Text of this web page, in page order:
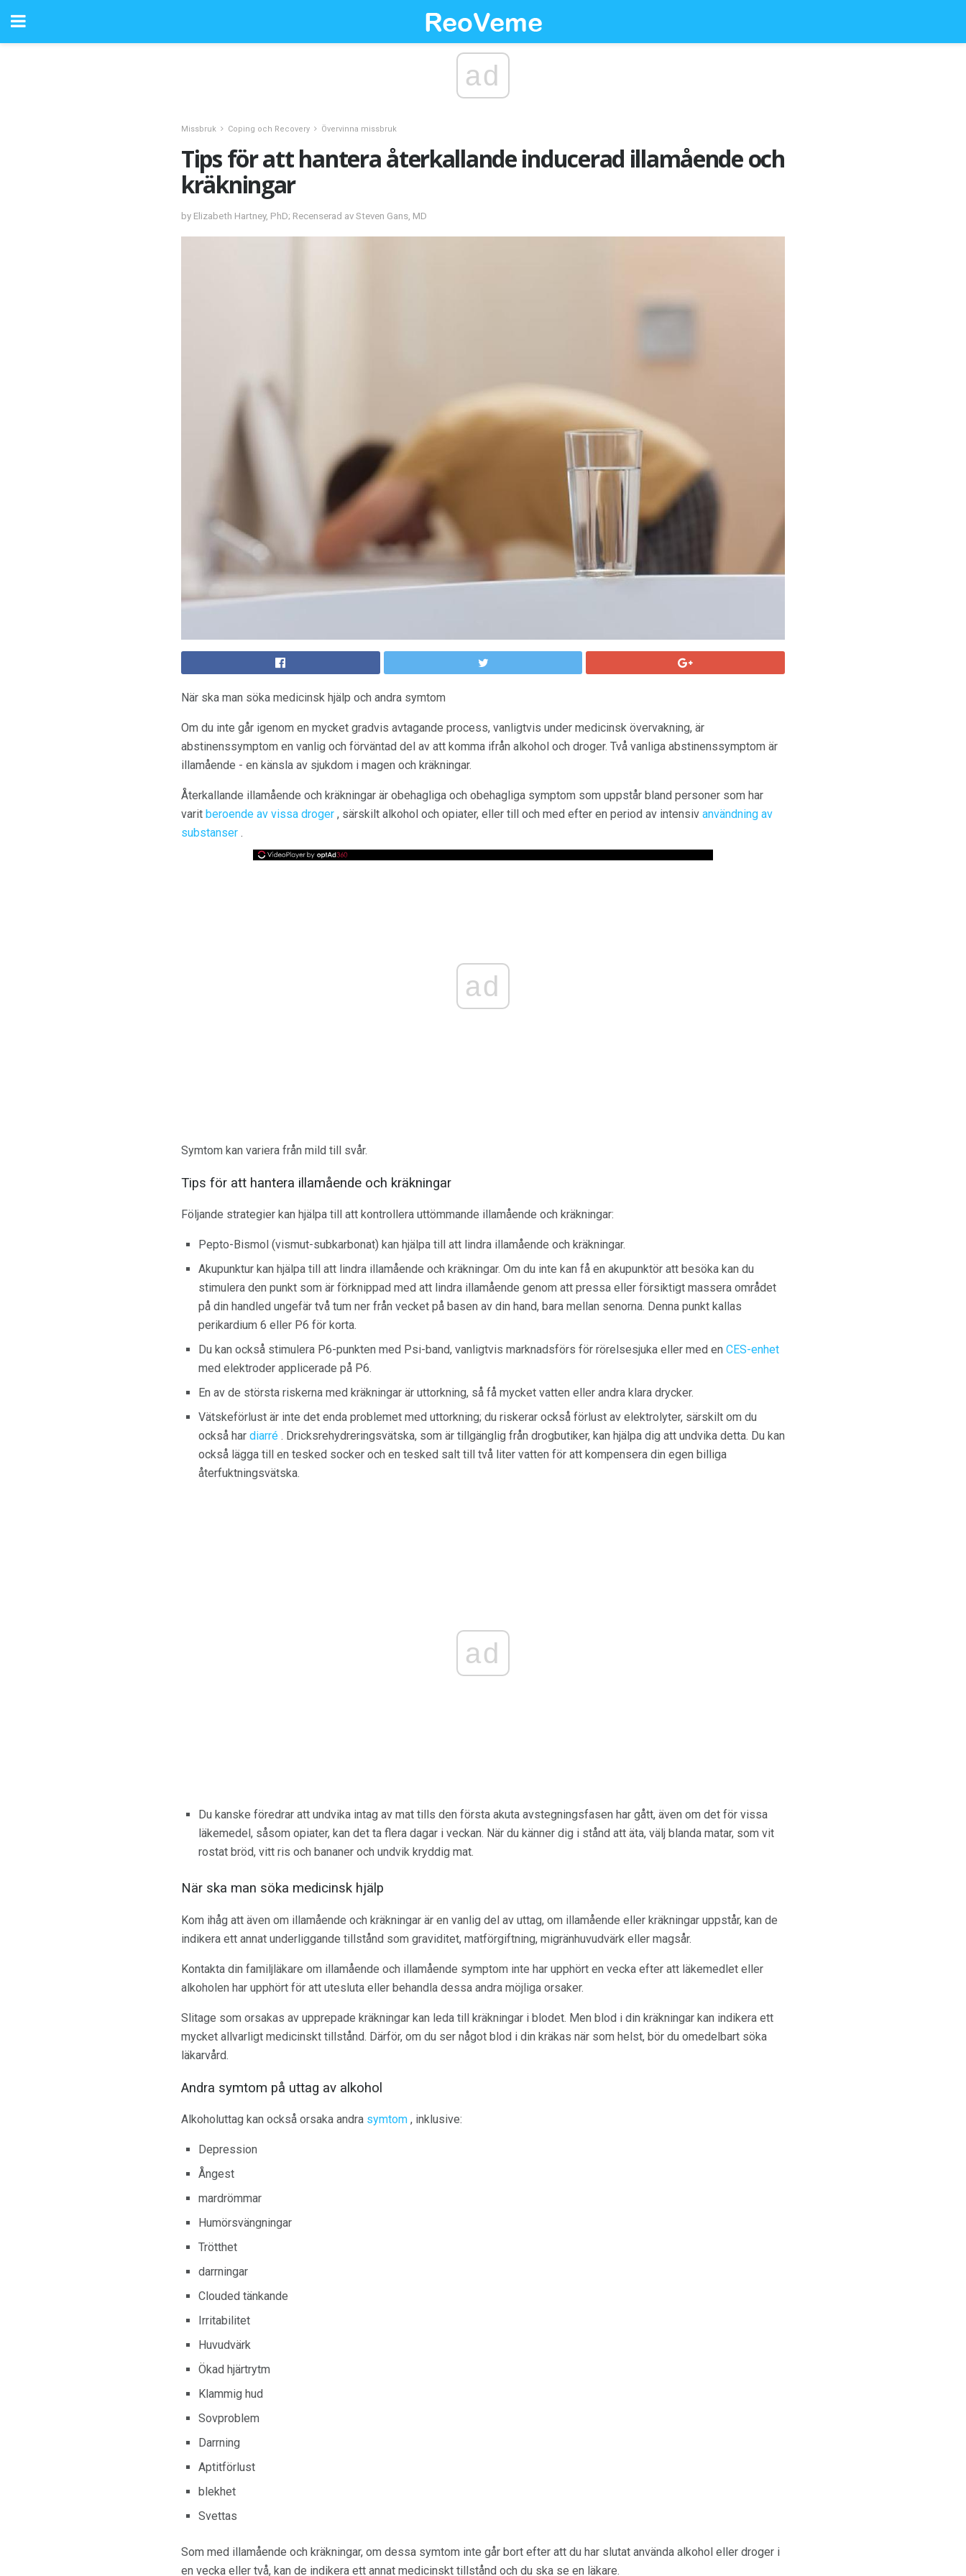
ad
Missbruk Coping och Recovery Övervinna missbruk
Tips för att hantera återkallande inducerad illamående och
kräkningar
by Elizabeth Hartney, PhD; Recenserad av Steven Gans, MD
När ska man söka medicinsk hjälp och andra symtom
Om du inte går igenom en mycket gradvis avtagande process, vanligtvis under medicinsk övervakning, är
abstinenssymptom en vanlig och förväntad del av att komma ifrån alkohol och droger. Två vanliga abstinenssymptom är
illamående - en känsla av sjukdom i magen och kräkningar.
Återkallande illamående och kräkningar är obehagliga och obehagliga symptom som uppstår bland personer som har
varit beroende av vissa droger , särskilt alkohol och opiater, eller till och med efter en period av intensiv användning av
substanser .
ad
Symtom kan variera från mild till svår.
Tips för att hantera illamående och kräkningar
Följande strategier kan hjälpa till att kontrollera uttömmande illamående och kräkningar:
Pepto-Bismol (vismut-subkarbonat) kan hjälpa till att lindra illamående och kräkningar.
Akupunktur kan hjälpa till att lindra illamående och kräkningar. Om du inte kan få en akupunktör att besöka kan du
stimulera den punkt som är förknippad med att lindra illamående genom att pressa eller försiktigt massera området
på din handled ungefär två tum ner från vecket på basen av din hand, bara mellan senorna. Denna punkt kallas
perikardium 6 eller P6 för korta.
Du kan också stimulera P6-punkten med Psi-band, vanligtvis marknadsförs för rörelsesjuka eller med en CES-enhet
med elektroder applicerade på P6.
En av de största riskerna med kräkningar är uttorkning, så få mycket vatten eller andra klara drycker.
Vätskeförlust är inte det enda problemet med uttorkning; du riskerar också förlust av elektrolyter, särskilt om du
också har diarré . Dricksrehydreringsvätska, som är tillgänglig från drogbutiker, kan hjälpa dig att undvika detta. Du kan
också lägga till en tesked socker och en tesked salt till två liter vatten för att kompensera din egen billiga
återfuktningsvätska.
ad
Du kanske föredrar att undvika intag av mat tills den första akuta avstegningsfasen har gått, även om det för vissa
läkemedel, såsom opiater, kan det ta flera dagar i veckan. När du känner dig i stånd att äta, välj blanda matar, som vit
rostat bröd, vitt ris och bananer och undvik kryddig mat.
När ska man söka medicinsk hjälp
Kom ihåg att även om illamående och kräkningar är en vanlig del av uttag, om illamående eller kräkningar uppstår, kan de
indikera ett annat underliggande tillstånd som graviditet, matförgiftning, migränhuvudvärk eller magsår.
Kontakta din familjläkare om illamående och illamående symptom inte har upphört en vecka efter att läkemedlet eller
alkoholen har upphört för att utesluta eller behandla dessa andra möjliga orsaker.
Slitage som orsakas av upprepade kräkningar kan leda till kräkningar i blodet. Men blod i din kräkningar kan indikera ett
mycket allvarligt medicinskt tillstånd. Därför, om du ser något blod i din kräkas när som helst, bör du omedelbart söka
läkarvård.
Andra symtom på uttag av alkohol
Alkoholuttag kan också orsaka andra symtom , inklusive:
Depression
Ångest
mardrömmar
Humörsvängningar
Trötthet
darrningar
Clouded tänkande
Irritabilitet
Huvudvärk
Ökad hjärtrytm
Klammig hud
Sovproblem
Darrning
Aptitförlust
blekhet
Svettas
Som med illamående och kräkningar, om dessa symtom inte går bort efter att du har slutat använda alkohol eller droger i
en vecka eller två, kan de indikera ett annat medicinskt tillstånd och du ska se en läkare.